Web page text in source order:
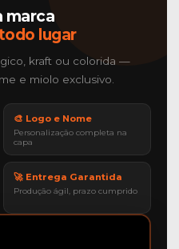
marca
lugar
kraft ou colorida —
e miolo exclusivo.
🎨 Logo e Nome
Personalização completa na
capa
🚀 Entrega Garantida
Produção ágil, prazo cumprido